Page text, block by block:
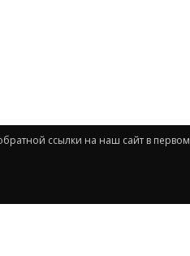
ссылки на наш сайт в первом